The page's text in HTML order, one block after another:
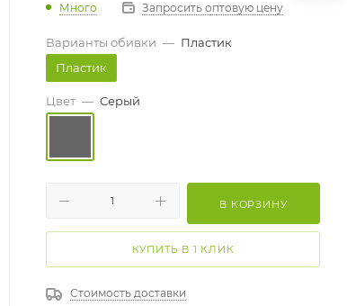
Много Запросить оптовую цену
Варианты обивки — Пластик
Пластик
Цвет — Серый
В КОРЗИНУ
КУПИТЬ В 1 КЛИК
Стоимость доставки